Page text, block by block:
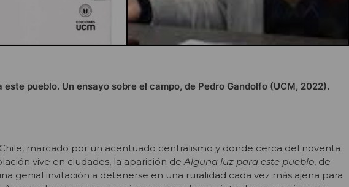
este pueblo. Un ensayo sobre el campo, de Pedro Gandolfo (UCM, 2022).
marcado por un acentuado centralismo y donde cerca del noventa
vive en ciudades, la aparición deAlguna luz para este pueblo, de
genial invitación a detenerse en una ruralidad cada vez más ajena para